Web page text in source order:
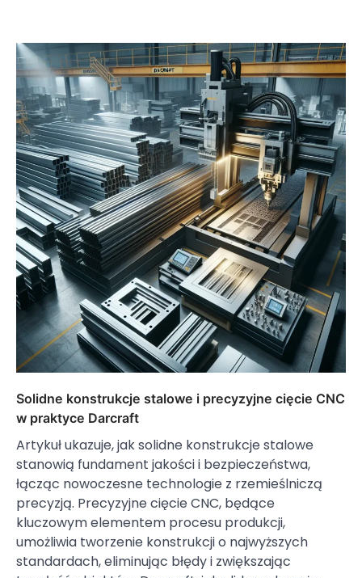
Solidne konstrukcje stalowe i precyzyjne cięcie CNC
w praktyce Darcraft
Artykuł ukazuje, jak solidne konstrukcje stalowe
stanowią fundament jakości i bezpieczeństwa,
łącząc nowoczesne technologie z rzemieślniczą
precyzją. Precyzyjne cięcie CNC, będące
kluczowym elementem procesu produkcji,
umożliwia tworzenie konstrukcji o najwyższych
standardach, eliminując błędy i zwiększając